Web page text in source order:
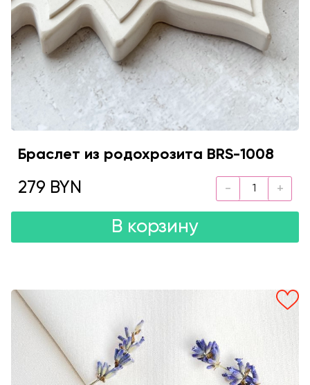
Браслет из родохрозита BRS-1008
279 BYN
В корзину